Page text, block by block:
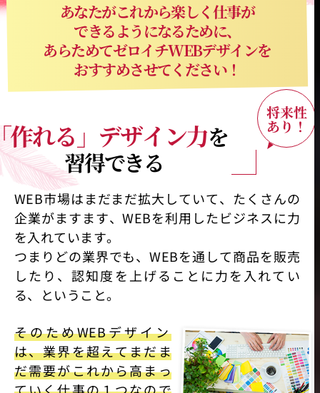
あなたがこれから楽しく仕事が
できるようになるために、
あらためてゼロイチWEBデザインを
おすすめさせてください！
将来性
あり！
作れる 」 デザイン力を
習得できる
WEB市場はまだまだ拡大していて、たくさんの
企業がますます、WEBを利用したビジネスに力
を入れています。
つまりどの業界でも、WEBを通して商品を販売
したり、認知度を上げることに力を入れてい
る、ということ。
そのためWEBデザイン
は、業界を超えてまだま
だ需要がこれから高まっ